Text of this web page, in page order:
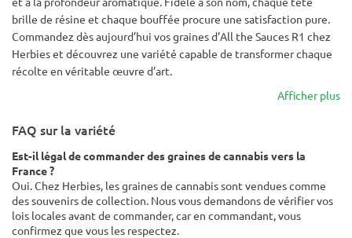
brille de résine et chaque bouffée procure une satisfaction pure.
Commandez dès aujourd’hui vos graines d’All the Sauces R1 chez
Herbies et découvrez une variété capable de transformer chaque
récolte en véritable œuvre d’art.
Afficher plus
FAQ sur la variété
Est-il légal de commander des graines de cannabis vers la
France ?
Oui. Chez Herbies, les graines de cannabis sont vendues comme
des souvenirs de collection. Nous vous demandons de vérifier vos
lois locales avant de commander, car en commandant, vous
confirmez que vous les respectez.